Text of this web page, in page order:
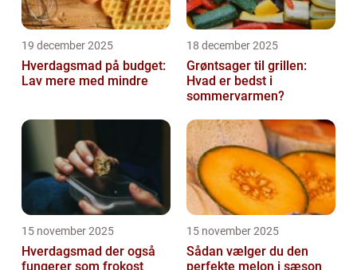
19 december 2025
Hverdagsmad på budget:
Lav mere med mindre
18 december 2025
Grøntsager til grillen:
Hvad er bedst i
sommervarmen?
15 november 2025
Hverdagsmad der også
fungerer som frokost
15 november 2025
Sådan vælger du den
perfekte melon i sæson